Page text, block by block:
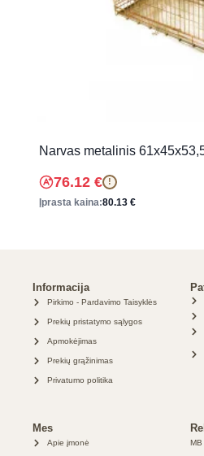
Narvas metalinis
76.12 € !
Įprasta kaina:80.13 €
Informacija
Pirkimo - Pardavimo Taisyklės
Prekių pristatymo sąlygos
Apmokėjimas
Prekių grąžinimas
Privatumo politika
Mes
Apie įmonė MB